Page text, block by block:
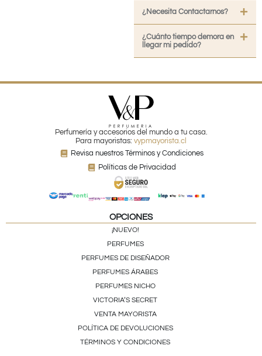
¿Necesita Contactarnos?
¿Cuánto tiempo demora en
llegar mi pedido?
Perfumería y accesorios del mundo a tu casa.
Para mayoristas: vypmayorista.cl
Revisa nuestros Términos y Condiciones
Políticas de Privacidad
OPCIONES
¡NUEVO!
PERFUMES
PERFUMES DE DISEÑADOR
PERFUMES ÁRABES
PERFUMES NICHO
VICTORIA’S SECRET
VENTA MAYORISTA
POLÍTICA DE DEVOLUCIONES
TÉRMINOS Y CONDICIONES